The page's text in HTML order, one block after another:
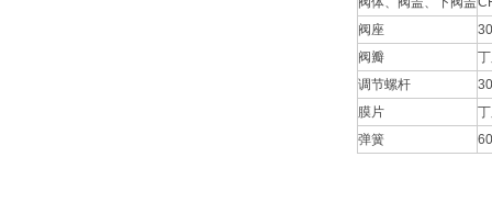
阀座
阀瓣
调节螺杆
膜片
弹簧